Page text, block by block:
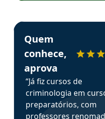
em depoimento
Estudante Henrique
Quem
conhece,
aprova
“Já fiz cursos de
criminologia em
preparatórios, com
professores